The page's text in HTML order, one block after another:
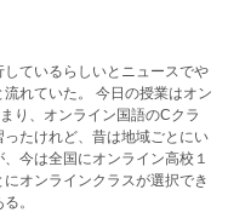
ているらしいとニュースでや
れていた。 今日の授業はオン
り、オンライン国語のCクラ
たけれど、昔は地域ごとにい
今は全国にオンライン高校１
オンラインクラスが選択でき
。